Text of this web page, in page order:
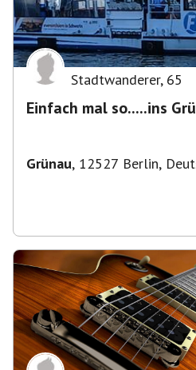
Stadtwanderer, 65
Einfach mal so.....ins
Grünau, 12527 Berlin,